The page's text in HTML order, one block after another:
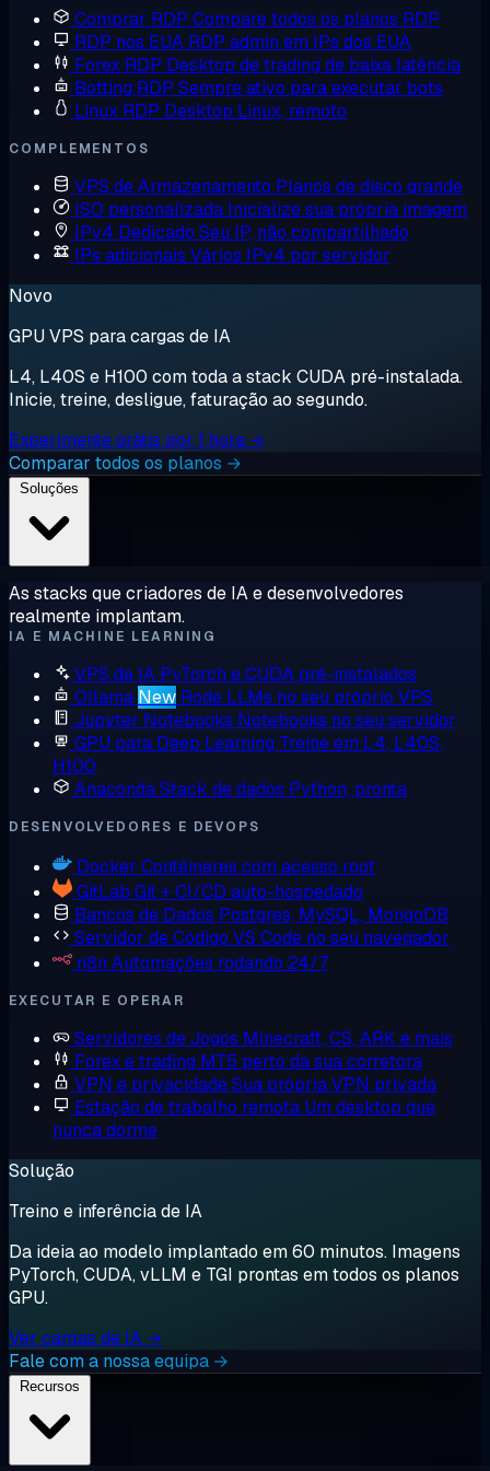
Comprar RDP Compare todos os planos RDP
RDP nos EUA RDP admin em IPs dos EUA
Forex RDP Desktop de trading de baixa latência
Botting RDP Sempre ativo para executar bots
Linux RDP Desktop Linux, remoto
COMPLEMENTOS
VPS de Armazenamento Planos de disco grande
ISO personalizada Inicialize sua própria imagem
IPv4 Dedicado Seu IP, não compartilhado
IPs adicionais Vários IPv4 por servidor
Novo
GPU VPS para cargas de IA
L4, L40S e H100 com toda a stack CUDA pré-instalada.
Inicie, treine, desligue, faturação ao segundo.
Experimente grátis por 1 hora →
Comparar todos os planos →
As stacks que criadores de IA e desenvolvedores
realmente implantam.
IA E MACHINE LEARNING
VPS de IA PyTorch e CUDA pré-instalados
Ollama New Rode LLMs no seu próprio VPS
Jupyter Notebooks Notebooks no seu servidor
GPU para Deep Learning Treine em L4, L40S,
H100
AnacondaStack de dados Python, pronta
DESENVOLVEDORES E DEVOPS
Docker Contêineres com acesso root
GitLab Git + CI/CD auto-hospedado
Bancos de Dados Postgres, MySQL, MongoDB
Servidor de Código VS Code no seu navegador
n8n Automações rodando 24/7
EXECUTAR E OPERAR
Servidores de Jogos Minecraft, CS, ARK e mais
Forex e trading MT5 perto da sua corretora
VPN e privacidadeSua própria VPN privada
Estação de trabalho remota Um desktop que
nunca dorme
Solução
Treino e inferência de IA
Da ideia ao modelo implantado em 60 minutos. Imagens
PyTorch, CUDA, vLLM e TGI prontas em todos os planos
GPU.
Ver cargas de IA →
Fale com a nossa equipa →